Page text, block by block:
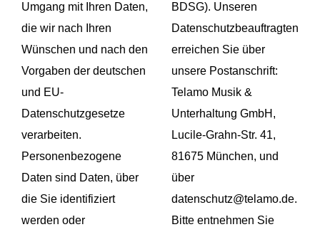
Umgang mit Ihren Daten,
die wir nach Ihren
Wünschen und nach den
Vorgaben der deutschen
und EU-
Datenschutzgesetze
verarbeiten.
Personenbezogene
Daten sind Daten, über
die Sie identifiziert
werden oder
BDSG). Unseren
Datenschutzbeauftragten
erreichen Sie über
unsere Postanschrift:
Telamo Musik &
Unterhaltung GmbH,
Lucile-Grahn-Str. 41,
81675 München, und
über
datenschutz@telamo.de.
Bitte entnehmen Sie